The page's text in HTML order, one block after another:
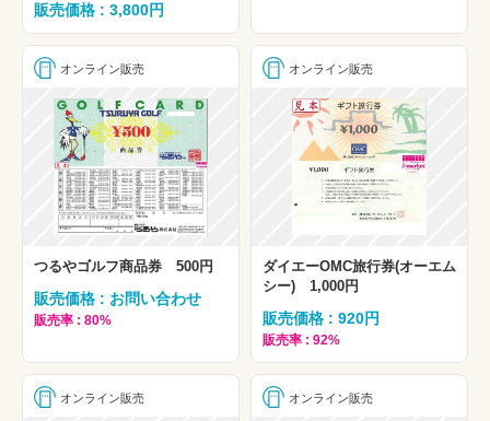
販売価格 : 3,800円
オンライン販売
つるやゴルフ商品券 500円
販売価格 : お問い合わせ
販売率 : 80%
オンライン販売
ダイエーOMC旅行券(オーエム
シー) 1,000円
販売価格 : 920円
販売率 : 92%
オンライン販売 オンライン販売